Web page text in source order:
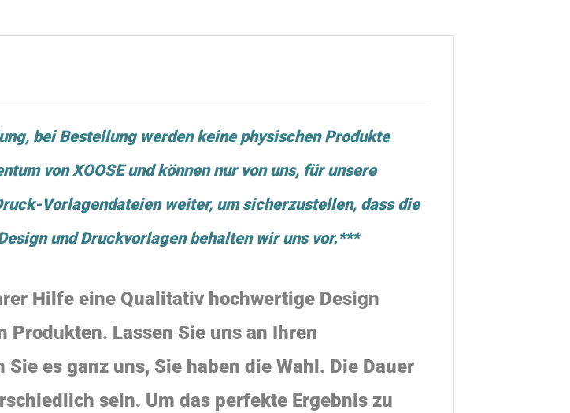
beiBestellung werden keine physischen Produkte
von XOOSE und können nur von uns, für unsere
Vorlagendateien weiter, um sicherzustellen, dass die
und Druckvorlagen behalten wir uns vor.***
Hilfe eine Qualitativ hochwertige Design
Produkten. Lassen Sie uns an Ihren
es ganz uns, Sie haben die Wahl. Die Dauer
sein. Um das perfekte Ergebnis zu